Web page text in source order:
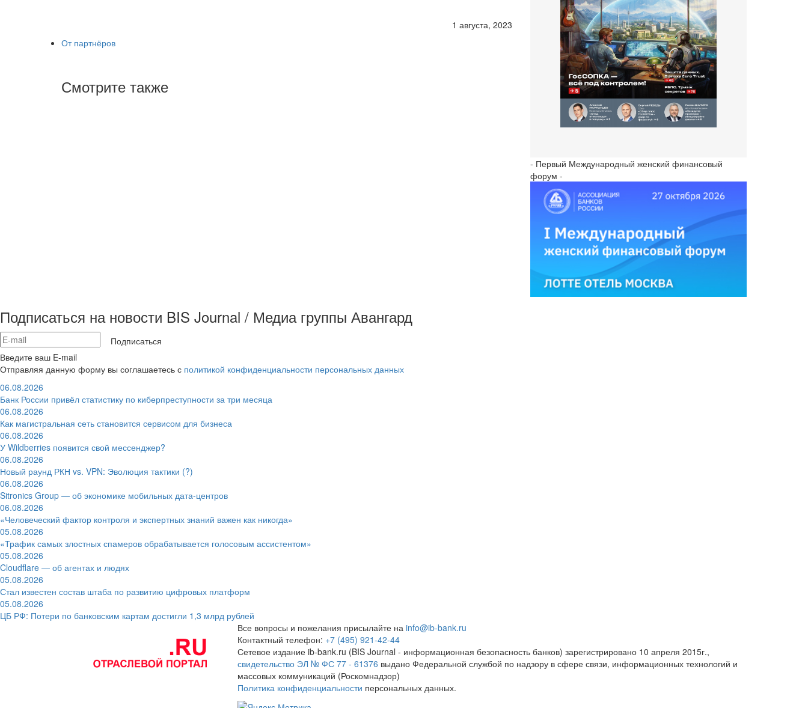
1 августа, 2023
От партнёров
Смотрите также
- Первый Международный женский финансовый
форум -
Подписаться на новости BIS Journal / Медиа группы Авангард
Подписаться
Введите ваш E-mail
Отправляя данную форму вы соглашаетесь с политикой конфиденциальности персональных данных
06.08.2026
Банк России привёл статистику по киберпреступности за три месяца
06.08.2026
Как магистральная сеть становится сервисом для бизнеса
06.08.2026
У Wildberries появится свой мессенджер?
06.08.2026
Новый раунд РКН vs. VPN: Эволюция тактики (?)
06.08.2026
Sitronics Group — об экономике мобильных дата-центров
06.08.2026
«Человеческий фактор контроля и экспертных знаний важен как никогда»
05.08.2026
«Трафик самых злостных спамеров обрабатывается голосовым ассистентом»
05.08.2026
Cloudflare — об агентах и людях
05.08.2026
Стал известен состав штаба по развитию цифровых платформ
05.08.2026
ЦБ РФ: Потери по банковским картам достигли 1,3 млрд рублей
Все вопросы и пожелания присылайте на info@ib-bank.ru
Контактный телефон: +7 (495) 921-42-44
Сетевое издание ib-bank.ru (BIS Journal - информационная безопасность банков) зарегистрировано 10 апреля 2015г.,
свидетельство ЭЛ № ФС 77 - 61376 выдано Федеральной службой по надзору в сфере связи, информационных технологий и
массовых коммуникаций (Роскомнадзор)
Политика конфиденциальности персональных данных.